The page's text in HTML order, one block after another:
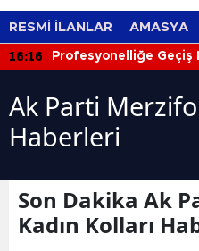
RESMİ İLANLAR AMASYA
16:16
Profesyonelliğe Geçiş
Ak Parti
Haberleri
Son Dakika Ak
Kadın Kolları